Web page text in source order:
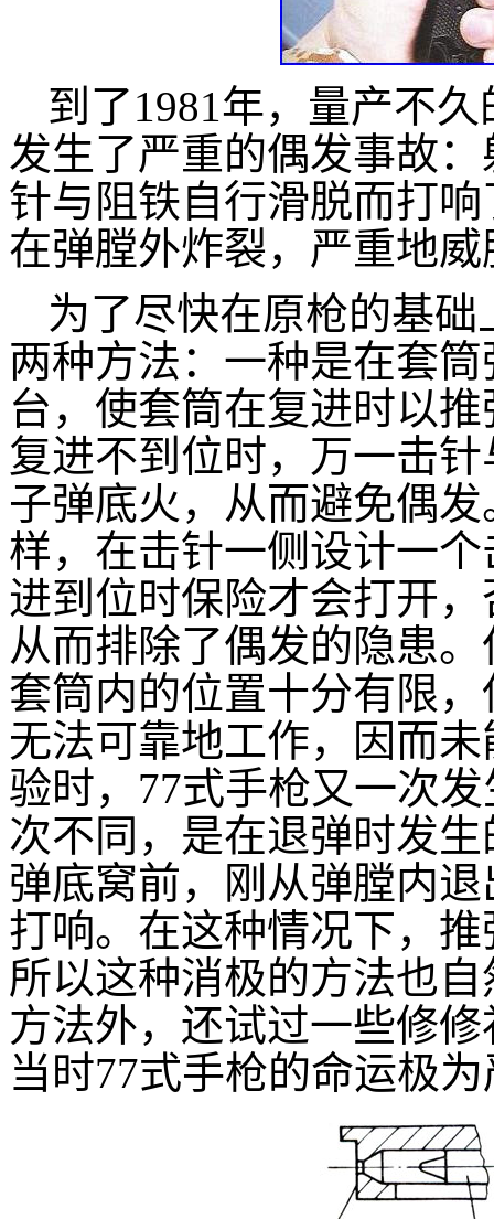
到了1981年，量产不
发生了严重的偶发事故
针与阻铁自行滑脱而打
在弹膛外炸裂，严重地
为了尽快在原枪的基
两种方法：一种是在套
台，使套筒在复进时以
复进不到位时，万一击
子弹底火，从而避免偶
样，在击针一侧设计一
进到位时保险才会打开
从而排除了偶发的隐患
套筒内的位置十分有限
无法可靠地工作，因而
验时，77式手枪又一次
次不同，是在退弹时发
弹底窝前，刚从弹膛内
打响。在这种情况下，
所以这种消极的方法也
方法外，还试过一些修
当时77式手枪的命运极